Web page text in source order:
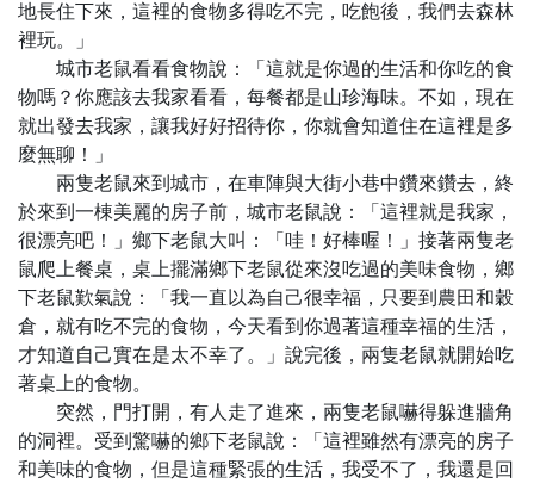
地長住下來，這裡的食物多得吃不完，吃飽後，我們去森林
裡玩。」
城市老鼠看看食物說：「這就是你過的生活和你吃的食
物嗎？你應該去我家看看，每餐都是山珍海味。不如，現在
就出發去我家，讓我好好招待你，你就會知道住在這裡是多
麼無聊！」
兩隻老鼠來到城市，在車陣與大街小巷中鑽來鑽去，終
於來到一棟美麗的房子前，城市老鼠說：「這裡就是我家，
很漂亮吧！」鄉下老鼠大叫：「哇！好棒喔！」接著兩隻老
鼠爬上餐桌，桌上擺滿鄉下老鼠從來沒吃過的美味食物，鄉
下老鼠歎氣說：「我一直以為自己很幸福，只要到農田和穀
倉，就有吃不完的食物，今天看到你過著這種幸福的生活，
才知道自己實在是太不幸了。」說完後，兩隻老鼠就開始吃
著桌上的食物。
突然，門打開，有人走了進來，兩隻老鼠嚇得躲進牆角
的洞裡。受到驚嚇的鄉下老鼠說：「這裡雖然有漂亮的房子
和美味的食物，但是這種緊張的生活，我受不了，我還是回